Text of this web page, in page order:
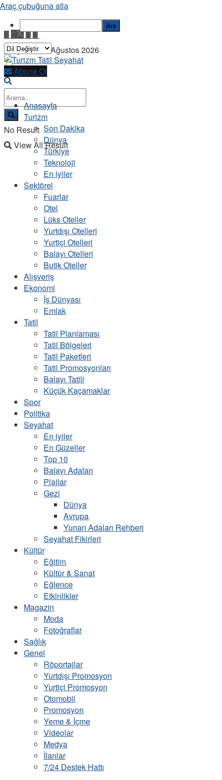
Perşembe, 6 Ağustos 2026
No Result
View All Result
Abone Ol
Anasayfa
Turizm
Son Dakika
Dünya
Türkiye
Teknoloji
En iyiler
Sektörel
Fuarlar
Otel
Lüks Oteller
Yurtdışı Otelleri
Yurtiçi Otelleri
Balayı Otelleri
Butik Oteller
Alışveriş
Ekonomi
İş Dünyası
Emlak
Tatil
Tatil Planlaması
Tatil Bölgeleri
Tatil Paketleri
Tatil Promosyonları
Balayı Tatili
Küçük Kaçamaklar
Spor
Politika
Seyahat
En iyiler
En Güzeller
Top 10
Balayı Adaları
Plajlar
Gezi
Dünya
Avrupa
Yunan Adaları Rehberi
Seyahat Fikirleri
Kültür
Eğitim
Kültür & Sanat
Eğlence
Etkinlikler
Magazin
Moda
Fotoğraflar
Sağlık
Genel
Röportajlar
Yurtdışı Promosyon
Yurtiçi Promosyon
Otomobil
Promosyon
Yeme & İçme
Videolar
Medya
İlanlar
7/24 Destek Hattı
Araç çubuğuna atla
Ara